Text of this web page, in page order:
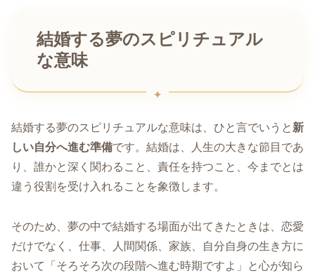
結婚する夢のスピリチュアル
な意味
結婚する夢のスピリチュアルな意味は、ひと言でいうと 新
しい自分へ進む準備です。結婚は、人生の大きな節目であ
り、誰かと深く関わること、責任を持つこと、今までとは
違う役割を受け入れることを象徴します。
そのため、夢の中で結婚する場面が出てきたときは、恋愛
だけでなく、仕事、人間関係、家族、自分自身の生き方に
おいて「そろそろ次の段階へ進む時期ですよ」と心が知ら